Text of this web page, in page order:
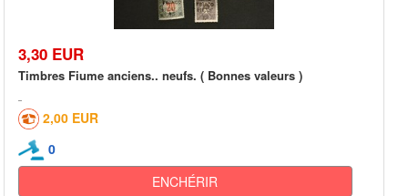
3,30 EUR
Timbres Fiume anciens.. neufs. ( Bonnes valeurs )
2,00 EUR
0
ENCHÉRIR